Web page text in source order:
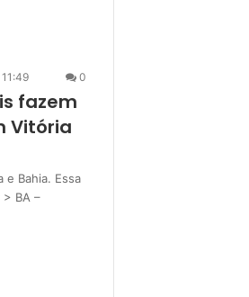
0
fazem
Vitória
e Bahia. Essa
BA –